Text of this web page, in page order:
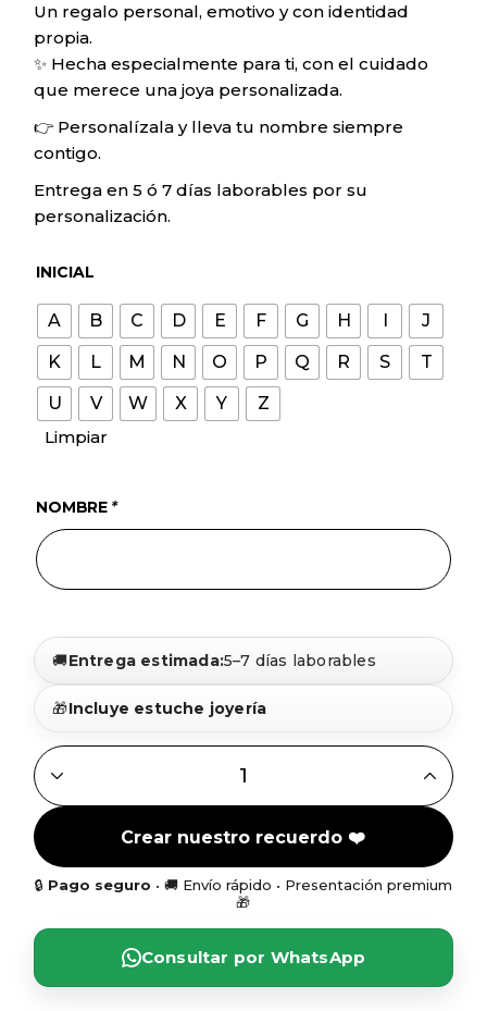
Un regalo personal, emotivo y con identidad
propia.
✨ Hecha especialmente para ti, con el cuidado
que merece una joya personalizada.
👉 Personalízala y lleva tu nombre siempre
contigo.
Entrega en 5 ó 7 días laborables por su
personalización.
INICIAL
A B C D E F G H
J
K
L M N O P Q R S
T
U
V W X Y
Z
Limpiar
NOMBRE *
🚚Entrega estimada:5–7 días laborables
🎁Incluye estuche joyería
GARGANTILLA CON LETRA + NOMBRE CALADO EN PLATA
Crear nuestro recuerdo ❤️
🔒 Pago seguro • 🚚 Envío rápido • Presentación premium
🎁
Consultar por WhatsApp